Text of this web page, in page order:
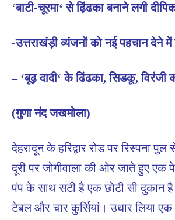
‘बाटी-चूरमा‘ से ढ़िंढका बनाने लगी
-उत्तराखंड़ी व्यंजनों को नई पहचान देने में
– ‘बूढ़ दादी‘ के ढिंढका, सिडकू, विरंजी
(गुणा नंद जखमोला)
देहरादून के हरिद्वार रोड पर रिस्पना
दूरी पर जोगीवाला की ओर जाते हुए एक
पंप के साथ सटी है एक छोटी सी दुकान है
टेबल और चार कुर्सियां। उधार लिया